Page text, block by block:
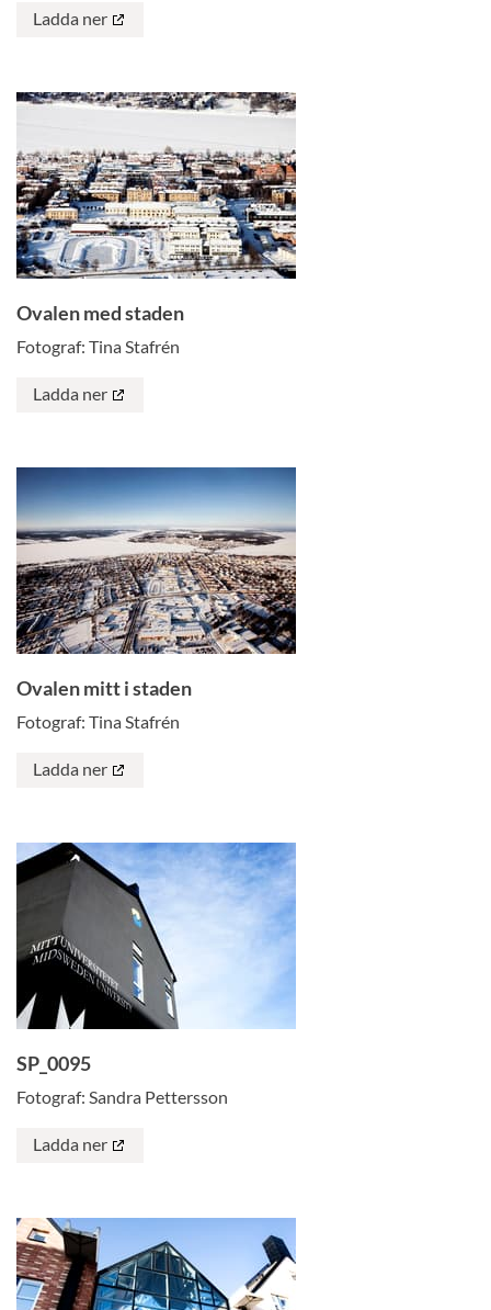
Ladda ner
Ovalen med staden
Fotograf: Tina Stafrén
Ladda ner
Ovalen mitt i staden
Fotograf: Tina Stafrén
Ladda ner
SP_0095
Fotograf: Sandra Pettersson
Ladda ner